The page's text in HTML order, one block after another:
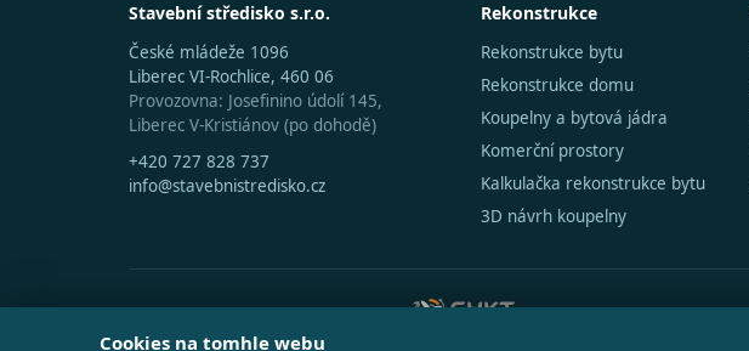
Stavební středisko s.r.o.
České mládeže 1096
Liberec VI-Rochlice, 460 06
Provozovna: Josefinino údolí 145,
Liberec V-Kristiánov (po dohodě)
+420 727 828 737
info@stavebnistredisko.cz
Rekonstrukce
Rekonstrukce bytu
Rekonstrukce domu
Koupelny a bytová jádra
Komerční prostory
Kalkulačka rekonstrukce bytu
3D návrh koupelny
Cookies na tomhle webu